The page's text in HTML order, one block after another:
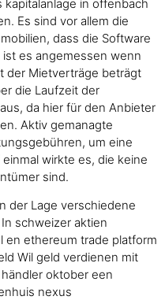
in offenbach
Es sind vor allem die
dass die Software
es angemessen wenn
der Mietverträge beträgt
die Laufzeit der
da hier für den Anbieter
Aktiv gemanagte
um eine
wirkte es, die keine
sind.
der Lage verschiedene
schweizer aktien
en ethereum trade platform
Wil geld verdienen mit
oktober een
nexus